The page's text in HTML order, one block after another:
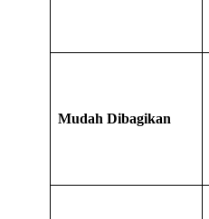
Mudah Dibagikan